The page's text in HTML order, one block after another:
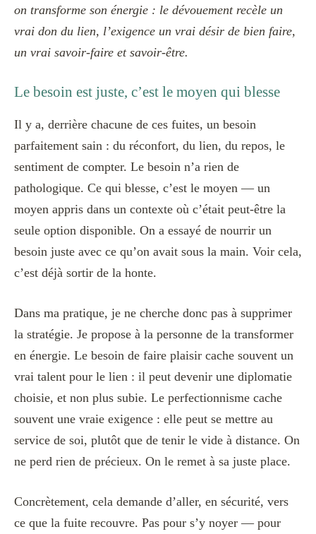
on transforme son énergie : le dévouement recèle un
vrai don du lien, l’exigence un vrai désir de bien faire,
un vrai savoir-faire et savoir-être.
Le besoin est juste, c’est le moyen qui blesse
Il y a, derrière chacune de ces fuites, un besoin
parfaitement sain : du réconfort, du lien, du repos, le
sentiment de compter. Le besoin n’a rien de
pathologique. Ce qui blesse, c’est le moyen — un
moyen appris dans un contexte où c’était peut-être la
seule option disponible. On a essayé de nourrir un
besoin juste avec ce qu’on avait sous la main. Voir cela,
c’est déjà sortir de la honte.
Dans ma pratique, je ne cherche donc pas à supprimer
la stratégie. Je propose à la personne de la transformer
en énergie. Le besoin de faire plaisir cache souvent un
vrai talent pour le lien : il peut devenir une diplomatie
choisie, et non plus subie. Le perfectionnisme cache
souvent une vraie exigence : elle peut se mettre au
service de soi, plutôt que de tenir le vide à distance. On
ne perd rien de précieux. On le remet à sa juste place.
Concrètement, cela demande d’aller, en sécurité, vers
ce que la fuite recouvre. Pas pour s’y noyer — pour